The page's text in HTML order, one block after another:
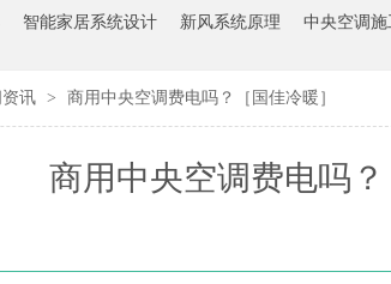
智能家居系统设计 新风系统原理 中央空调
讯 > 商用中央空调费电吗？［国佳冷暖］
商用中央空调费电吗？